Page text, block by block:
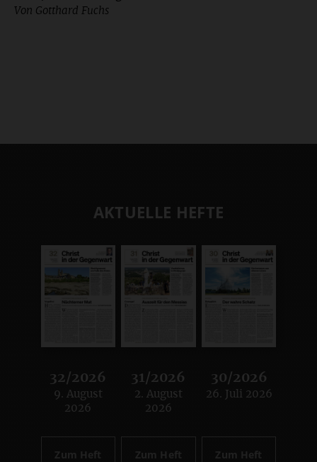
Von Gotthard Fuchs
AKTUELLE HEFTE
32/2026
:
9. August
2026
Zum Heft
31/2026
:
2. August
2026
Zum Heft
30/2026
:
26. Juli 2026
Zum Heft